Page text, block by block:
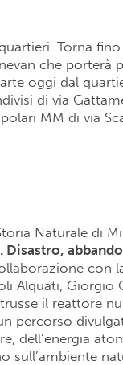
Torna
che porterà
oggi dal
di via
MM di via
Naturale di
Disastro,
con
Alquati, Giorgio
il reattore
percorso
dell’energia
sull’ambiente